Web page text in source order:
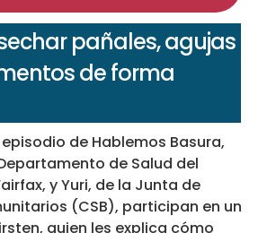
pañales, agujas
de forma
de Hablemos Basura,
de Salud del
y Yuri, de la Junta de
(CSB), participan en un
quien les explica cómo